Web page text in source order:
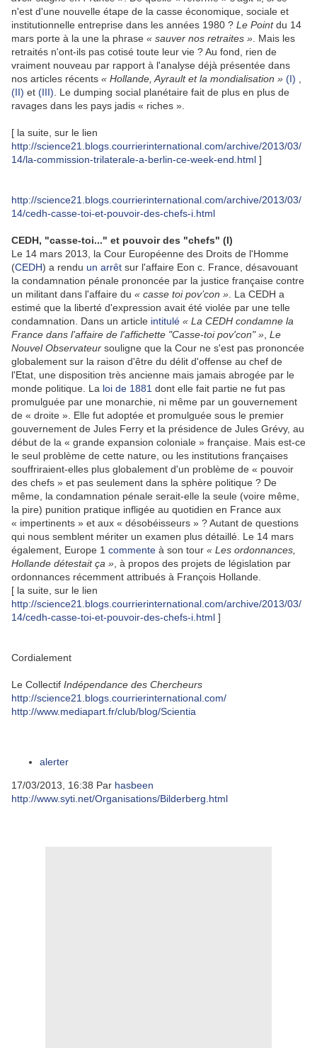
n'est d'une nouvelle étape de la casse économique, sociale et
institutionnelle entreprise dans les années 1980 ? Le Pointdu 14
mars porte à la une la phrase « sauver nos retraites » . Mais les
retraités n'ont-ils pas cotisé toute leur vie ? Au fond, rien de
vraiment nouveau par rapport à l'analyse déjà présentée dans
nos articles récents « Hollande, Ayrault et la mondialisation » (I)
(II) et (III) . Le dumping social planétaire fait de plus en plus de
ravages dans les pays jadis « riches ».
[ la suite, sur le lien
http://science21.blogs.courrierinternational.com/archive/2013/03/
14/la-commission-trilaterale-a-berlin-ce-week-end.html ]
http://science21.blogs.courrierinternational.com/archive/2013/03/
14/cedh-casse-toi-et-pouvoir-des-chefs-i.html
CEDH, "casse-toi..." et pouvoir des "chefs" (I)
Le 14 mars 2013, la Cour Européenne des Droits de l'Homme
(CEDH) a rendu un arrêt sur l'affaire Eon c. France, désavouant
la condamnation pénale prononcée par la justice française contre
un militant dans l'affaire du « casse toi pov’con » . La CEDH a
estimé que la liberté d'expression avait été violée par une telle
condamnation. Dans un article intitulé « La CEDH condamne la
France dans l'affaire de l'affichette "Casse-toi pov'con" » Le
Nouvel Observateur souligne que la Cour ne s'est pas prononcée
globalement sur la raison d'être du délit d'offense au chef de
l'Etat, une disposition très ancienne mais jamais abrogée par le
monde politique. La loi de 1881 dont elle fait partie ne fut pas
promulguée par une monarchie, ni même par un gouvernement
de « droite ». Elle fut adoptée et promulguée sous le premier
gouvernement de Jules Ferry et la présidence de Jules Grévy, au
début de la « grande expansion coloniale » française. Mais est-ce
le seul problème de cette nature, ou les institutions françaises
souffriraient-elles plus globalement d'un problème de « pouvoir
des chefs » et pas seulement dans la sphère politique ? De
même, la condamnation pénale serait-elle la seule (voire même,
la pire) punition pratique infligée au quotidien en France aux
« impertinents » et aux « désobéisseurs » ? Autant de questions
qui nous semblent mériter un examen plus détaillé. Le 14 mars
également, Europe 1 commente à son tour « Les ordonnances,
Hollande détestait ça » , à propos des projets de législation par
ordonnances récemment attribués à François Hollande.
[ la suite, sur le lien
http://science21.blogs.courrierinternational.com/archive/2013/03/
14/cedh-casse-toi-et-pouvoir-des-chefs-i.html ]
Cordialement
Le Collectif Indépendance des Chercheurs
http://science21.blogs.courrierinternational.com/
http://www.mediapart.fr/club/blog/Scientia
alerter
17/03/2013, 16:38 Par hasbeen
http://www.syti.net/Organisations/Bilderberg.html